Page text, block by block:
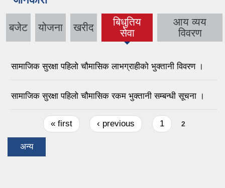
बजेट योजना खरीद
बिधुतिय
सेवा
(active
tab)
आय व्यय
विवरण
सामाजिक सुरक्षा पहिलो चौमासिक लाभग्राहीको भुक्तानी विवरण ।
सामाजिक सुरक्षा पहिलो चौमासिक रकम भुक्तानी सम्बन्धी सूचना ।
Pages « first ‹ previous 1 2
अन्य